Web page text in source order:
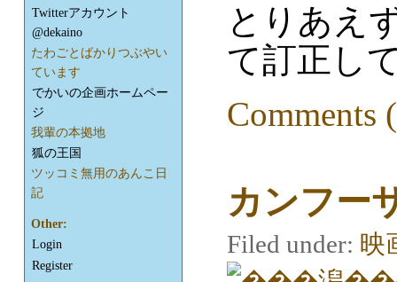
とりあえ
て訂正し
Comments
カンフー
Filed under: 映
Twitterアカウント
@dekaino
たわごとばかりつぶやい
ています
でかいの企画ホームペー
ジ
我輩の本拠地
狐の王国
ツッコミ無用のあんこ日
記
Other:
Login
Register